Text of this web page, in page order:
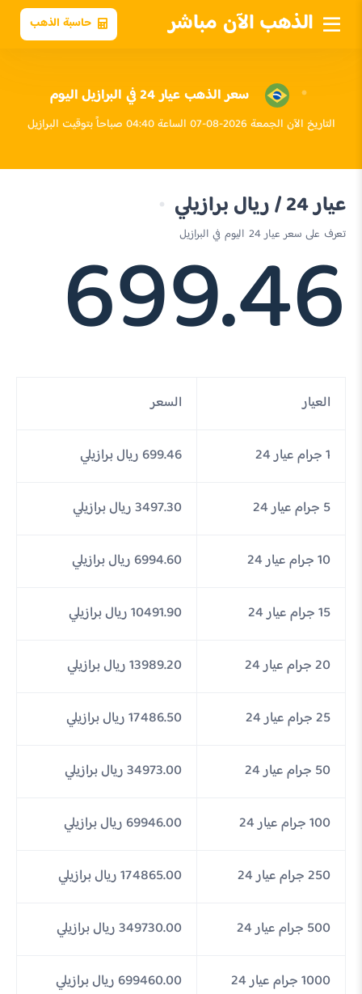
الذهب الآن مباشر حاسبة الذهب
سعر الذهب عيار 24 في البرازيل اليوم
التاريخ الآن الجمعة 2026-08-07 الساعة 04:40 صباحاً بتوقيت البرازيل
عيار 24 / ريال برازيلي
تعرف على سعر عيار 24 اليوم في البرازيل
699.46
العيار السعر
1 جرام عيار 24 699.46 ريال برازيلي
5 جرام عيار 24 3497.30 ريال برازيلي
10 جرام عيار 24 6994.60 ريال برازيلي
15 جرام عيار 24 10491.90 ريال برازيلي
20 جرام عيار 24 13989.20 ريال برازيلي
25 جرام عيار 24 17486.50 ريال برازيلي
50 جرام عيار 24 34973.00 ريال برازيلي
100 جرام عيار 24 69946.00 ريال برازيلي
250 جرام عيار 24 174865.00 ريال برازيلي
500 جرام عيار 24 349730.00 ريال برازيلي
1000 جرام عيار 24 699460.00 ريال برازيلي